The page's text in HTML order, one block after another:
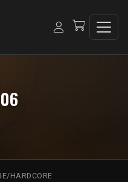
HARDCORE